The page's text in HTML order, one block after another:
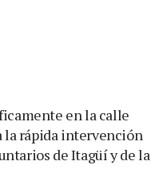
en la calle
la rápida intervención
de Itagüí y de la